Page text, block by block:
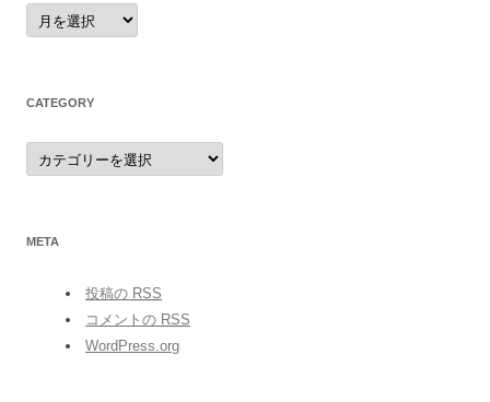
archives
CATEGORY
category
META
投稿の RSS
コメントの RSS
WordPress.org